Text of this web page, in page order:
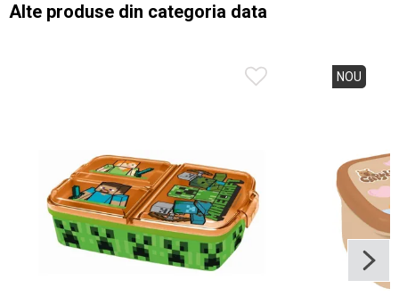
Alte produse din categoria data
NOU